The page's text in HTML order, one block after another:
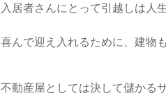
入居者さんにとって引越しは人
喜んで迎え入れるために、建物
不動産屋としては決して儲かる